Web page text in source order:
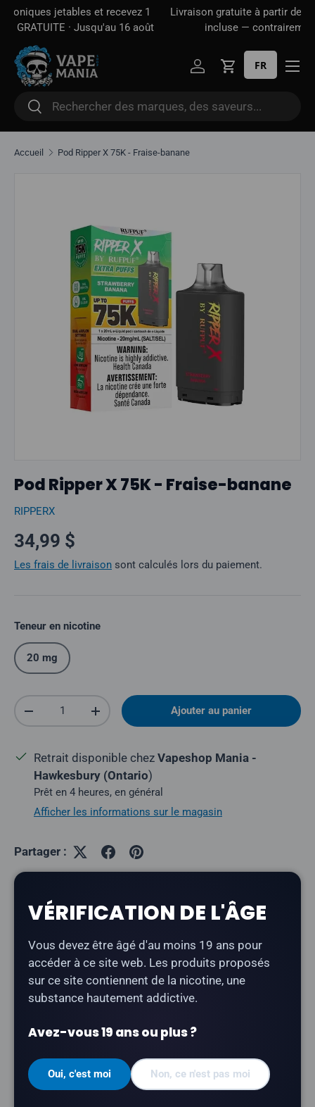
Aller directement au contenu
🎁 Achetez 2 cigarettes électroniques jetables et recevez 1
cigarette électronique surprise GRATUITE · Jusqu'au 16 août
Rechercher
Rechercher
Se connecter
Panier
FR
Accueil Pod Ripper X 75K - Fraise-banane
Pod Ripper X 75K - Fraise-banane
RIPPERX
Prix normal
34,99 $
Les frais de livraison sont calculés lors du paiement.
Teneur en nicotine
20 mg
Quantité
Réduire la quantitéAugmenter la quantitéAjouter au panier
Retrait disponible chez Vapeshop Mania -
Hawkesbury (Ontario)
Prêt en 4 heures, en général
Afficher les informations sur le magasin
Partager :
Description
La cartoucheRipper X Pod au goût fraise-banane
offre une saveur de fraise et de banane. Compatible
avec le Ripper X Ultra.
Type de pod :
pod fermé prérempli
Contenance en e-liquide :25 ml
VÉRIFICATION DE L'ÂGE
Vous devez être âgé d'au moins 19 ans pour
accéder à ce site web. Les produits proposés
sur ce site contiennent de la nicotine, une
substance hautement addictive.
Avez-vous 19 ans ou plus ?
Oui, c'est moi Non, ce n'est pas moi